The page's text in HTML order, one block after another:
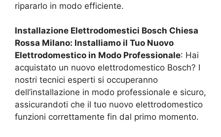
ripararlo in modo efficiente.
Installazione Elettrodomestici Bosch Chiesa
Rossa Milano: Installiamo il Tuo Nuovo
Elettrodomestico in Modo Professionale: Hai
acquistato un nuovo elettrodomestico Bosch? I
nostri tecnici esperti si occuperanno
dell’installazione in modo professionale e sicuro,
assicurandoti che il tuo nuovo elettrodomestico
funzioni correttamente fin dal primo momento.